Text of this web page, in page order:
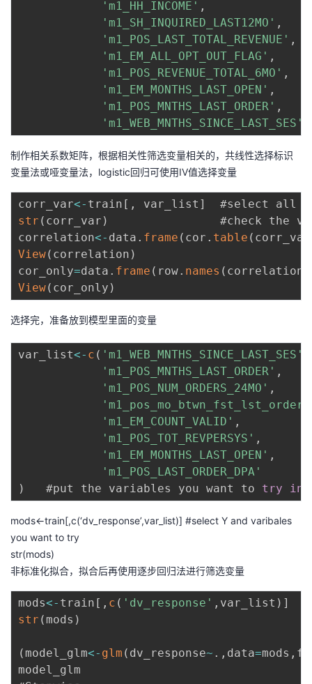
'm1_HH_INCOME' ,
'm1_SH_INQUIRED_LAST12MO' ,
'm1_POS_LAST_TOTAL_REVENUE' ,
'm1_EM_ALL_OPT_OUT_FLAG' ,
'm1_POS_REVENUE_TOTAL_6MO' ,
'm1_EM_MONTHS_LAST_OPEN' ,
'm1_POS_MNTHS_LAST_ORDER' ,
'm1_WEB_MNTHS_SINCE_LAST_SES'
制作相关系数矩阵，根据相关性筛选变量相关的，共线性选择标识
变量法或哑变量法，logistic回归可使用IV值选择变量
corr_var<- train [ , var_list ]
#select all
str ( corr_var )
#check the
correlation<- data . frame ( cor . table ( corr_var
View( correlation )
cor_only=data . frame ( row. names ( correlation
View( cor_only )
选择完，准备放到模型里面的变量
var_list<- c ( 'm1_WEB_MNTHS_SINCE_LAST_SES'
'm1_POS_MNTHS_LAST_ORDER' ,
'm1_POS_NUM_ORDERS_24MO' ,
'm1_pos_mo_btwn_fst_lst_order'
'm1_EM_COUNT_VALID' ,
'm1_POS_TOT_REVPERSYS' ,
'm1_EM_MONTHS_LAST_OPEN' ,
'm1_POS_LAST_ORDER_DPA'
)
   #put the variables you want to
try in
mods<-train[,c(‘dv_response’,var_list)] #select Y and varibales
you want to try
str(mods)
非标准化拟合，拟合后再使用逐步回归法进行筛选变量
mods<- train [ , c ( 'dv_response' , var_list ) ]
str ( mods )
( model_glm<- glm ( dv_response~ . , data=mods ,
model_glm